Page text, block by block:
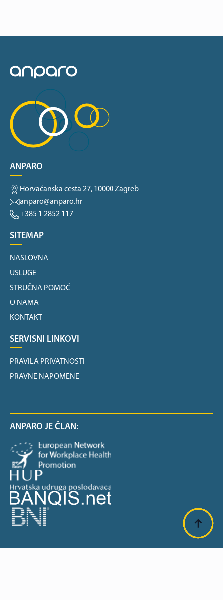
ANPARO
Horvaćanska cesta 27, 10000 Zagreb
anparo@anparo.hr
+385 1 2852 117
SITEMAP
NASLOVNA
USLUGE
STRUČNA POMOĆ
O NAMA
KONTAKT
SERVISNI LINKOVI
PRAVILA PRIVATNOSTI
PRAVNE NAPOMENE
ANPARO JE ČLAN: